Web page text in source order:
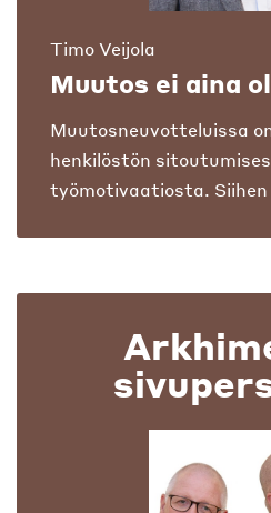
Timo Veijola
Muutos ei aina
Muutosneuvotteluissa
henkilöstön
työmotivaatiosta. Siihen